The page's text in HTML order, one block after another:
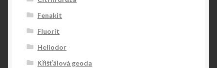
Fenakit
Fluorit
Heliodor
Křišťálová geoda